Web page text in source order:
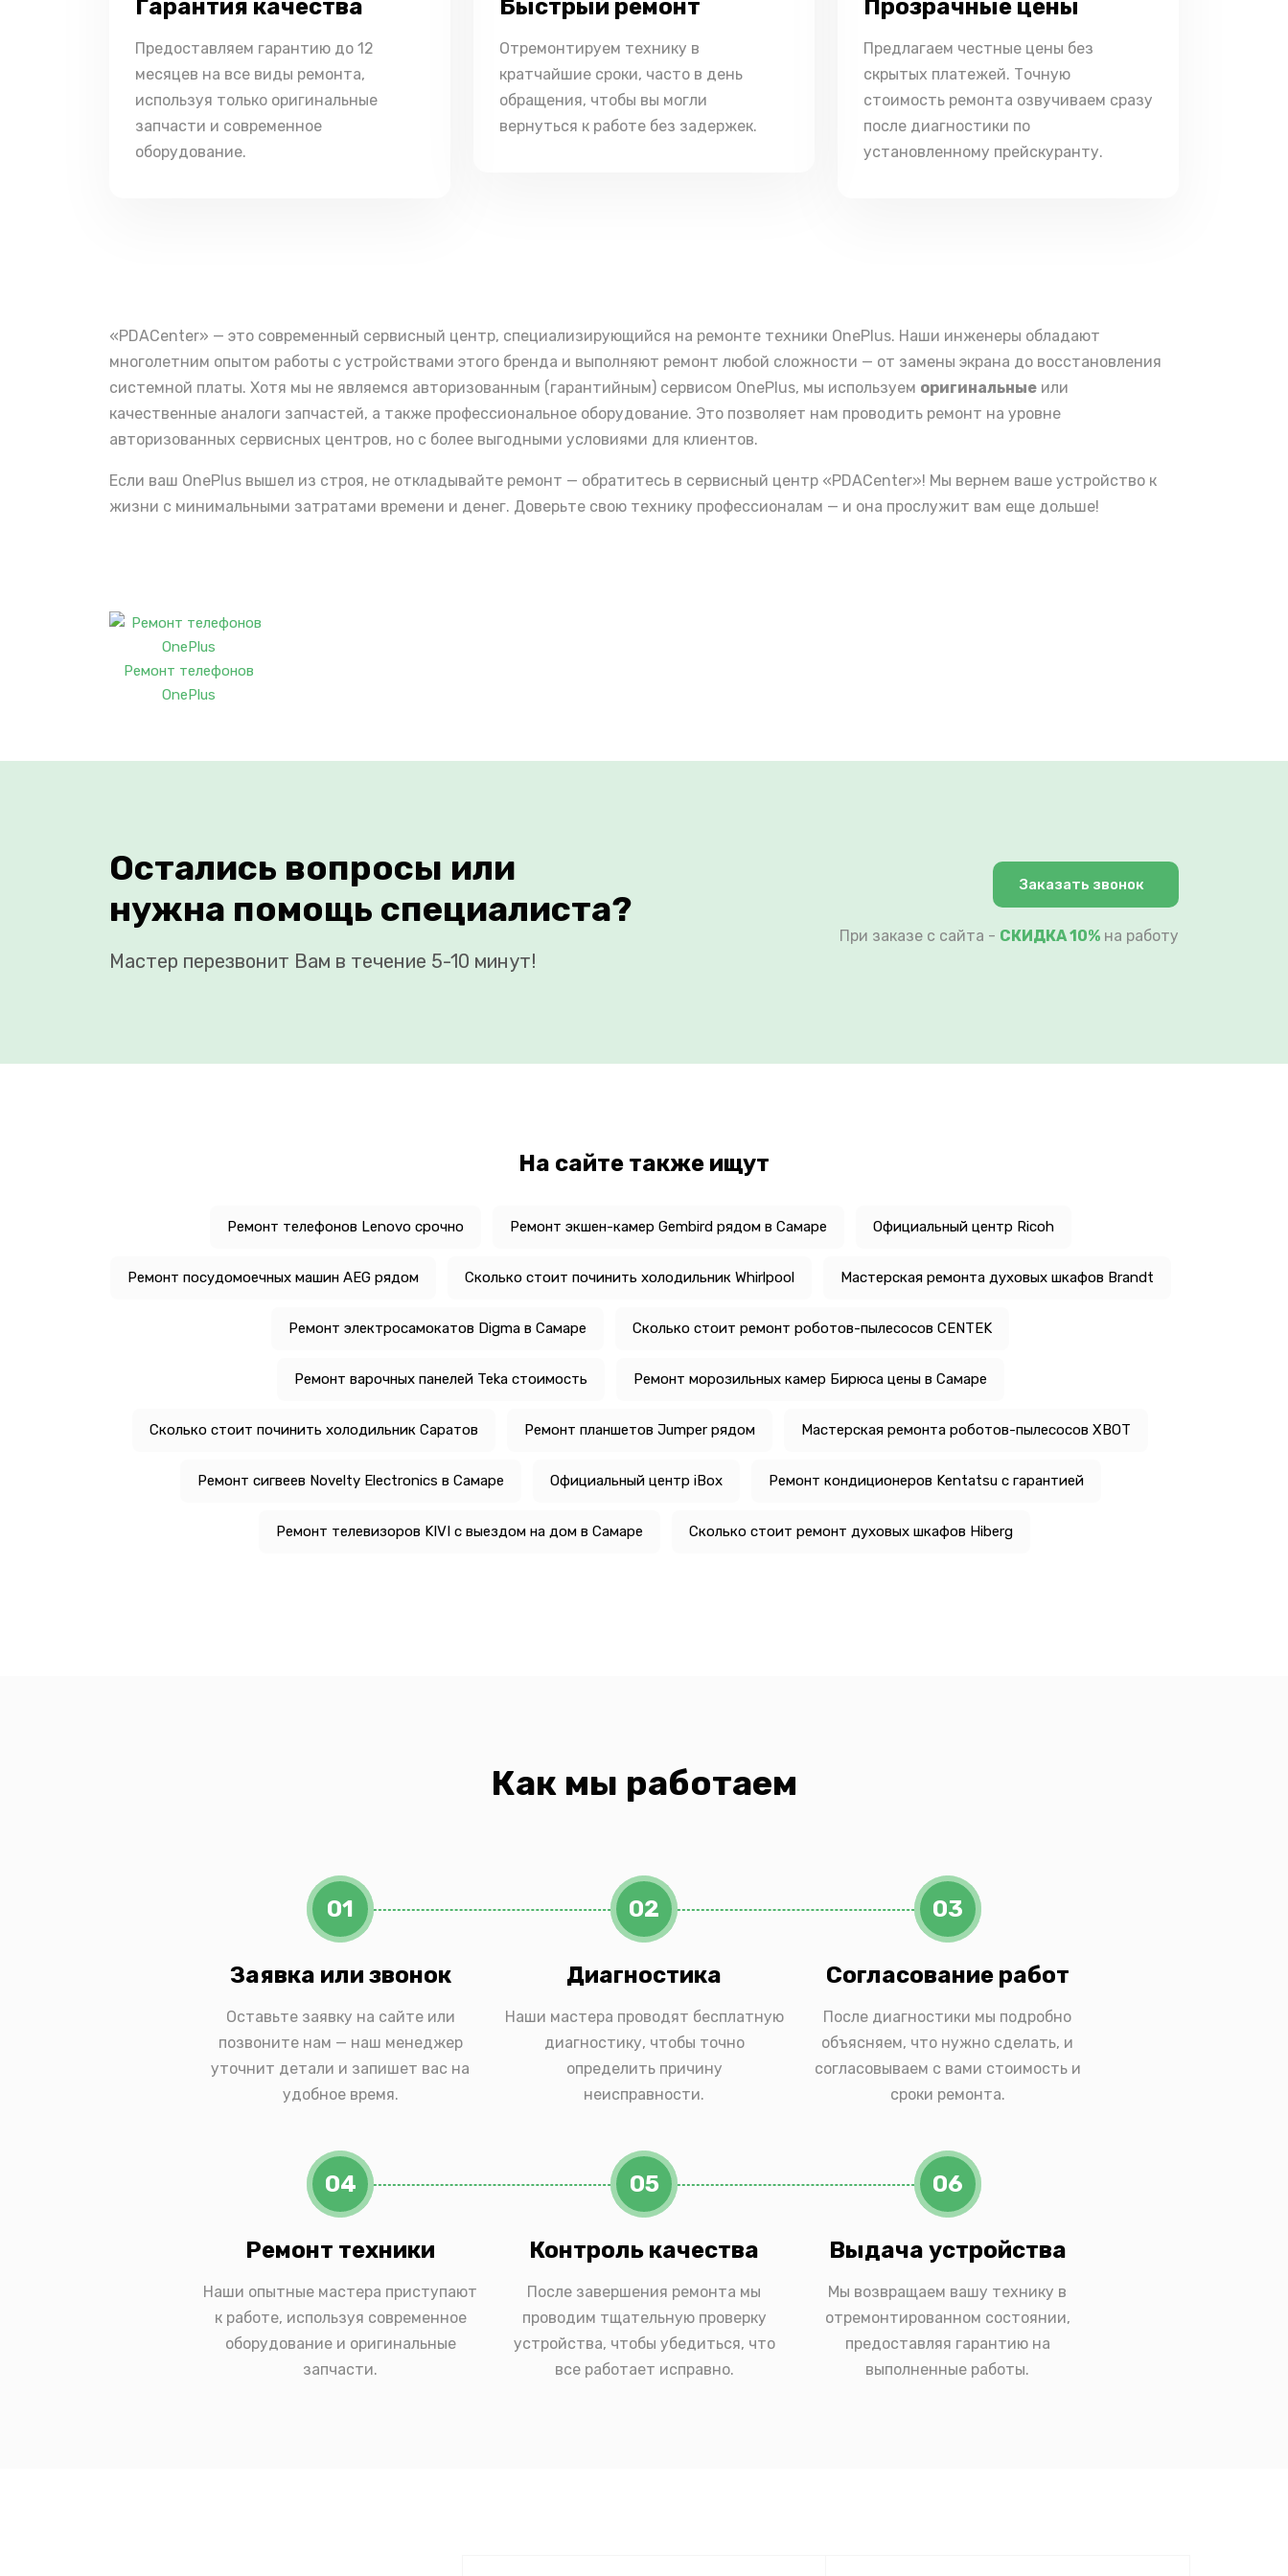
Гарантия качества
Предоставляем гарантию до 12
месяцев на все виды ремонта,
используя только оригинальные
запчасти и современное
оборудование.
Быстрый ремонт
Отремонтируем технику в
кратчайшие сроки, часто в день
обращения, чтобы вы могли
вернуться к работе без задержек.
Прозрачные цены
Предлагаем честные цены без
скрытых платежей. Точную
стоимость ремонта озвучиваем сразу
после диагностики по
установленному прейскуранту.
«PDACenter» — это современный сервисный центр, специализирующийся на ремонте техники OnePlus. Наши инженеры обладают
многолетним опытом работы с устройствами этого бренда и выполняют ремонт любой сложности — от замены экрана до восстановления
системной платы. Хотя мы не являемся авторизованным (гарантийным) сервисом OnePlus, мы используем оригинальные или
качественные аналоги запчастей, а также профессиональное оборудование. Это позволяет нам проводить ремонт на уровне
авторизованных сервисных центров, но с более выгодными условиями для клиентов.
Если ваш OnePlus вышел из строя, не откладывайте ремонт — обратитесь в сервисный центр «PDACenter»! Мы вернем ваше устройство к
жизни с минимальными затратами времени и денег. Доверьте свою технику профессионалам — и она прослужит вам еще дольше!
Ремонт телефонов
OnePlus
Остались вопросы или
нужна помощь специалиста?
Мастер перезвонит Вам в течение 5-10 минут!
Заказать звонок
При заказе с сайта - СКИДКА 10% на работу
На сайте также ищут
Ремонт телефонов Lenovo срочно Ремонт экшен-камер Gembird рядом в Самаре Официальный центр Ricoh
Ремонт посудомоечных машин AEG рядом Сколько стоит починить холодильник Whirlpool Мастерская ремонта духовых шкафов Brandt
Ремонт электросамокатов Digma в Самаре Сколько стоит ремонт роботов-пылесосов CENTEK
Ремонт варочных панелей Teka стоимость Ремонт морозильных камер Бирюса цены в Самаре
Сколько стоит починить холодильник Саратов Ремонт планшетов Jumper рядом Мастерская ремонта роботов-пылесосов XBOT
Ремонт сигвеев Novelty Electronics в Самаре Официальный центр iBox Ремонт кондиционеров Kentatsu с гарантией
Ремонт телевизоров KIVI с выездом на дом в Самаре Сколько стоит ремонт духовых шкафов Hiberg
Как мы работаем
01
Заявка или звонок
Оставьте заявку на сайте или
позвоните нам — наш менеджер
уточнит детали и запишет вас на
удобное время.
02
Диагностика
Наши мастера проводят бесплатную
диагностику, чтобы точно
определить причину
неисправности.
03
Согласование работ
После диагностики мы подробно
объясняем, что нужно сделать, и
согласовываем с вами стоимость и
сроки ремонта.
04
Ремонт техники
Наши опытные мастера приступают
к работе, используя современное
оборудование и оригинальные
запчасти.
05
Контроль качества
После завершения ремонта мы
проводим тщательную проверку
устройства, чтобы убедиться, что
все работает исправно.
06
Выдача устройства
Мы возвращаем вашу технику в
отремонтированном состоянии,
предоставляя гарантию на
выполненные работы.